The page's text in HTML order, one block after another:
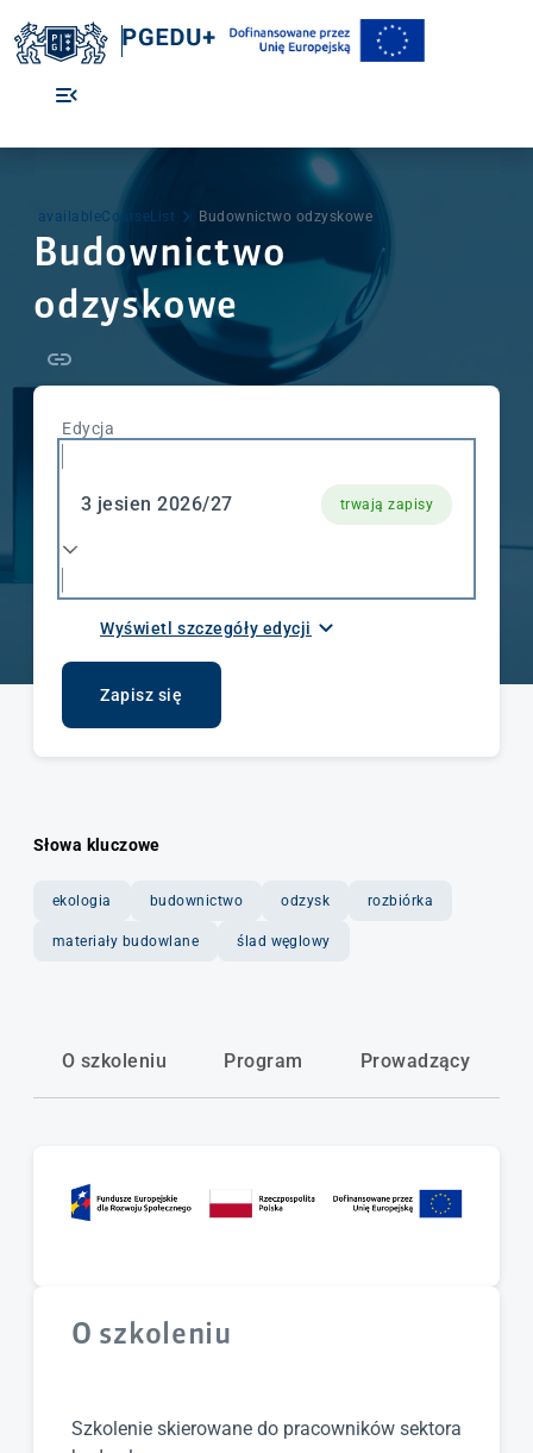
availableCourseList Budownictwo odzyskowe
Budownictwo
odzyskowe
Edycja
3 jesien 2026/27 trwają zapisy
15.09.2026 - 29.09.2026
Wyświetl szczegóły edycji
Zapisz się
Słowa kluczowe
ekologia budownictwo odzysk rozbiórka
materiały budowlane ślad węglowy
O szkoleniu Program Prowadzący
O szkoleniu
Szkolenie skierowane do pracowników sektora